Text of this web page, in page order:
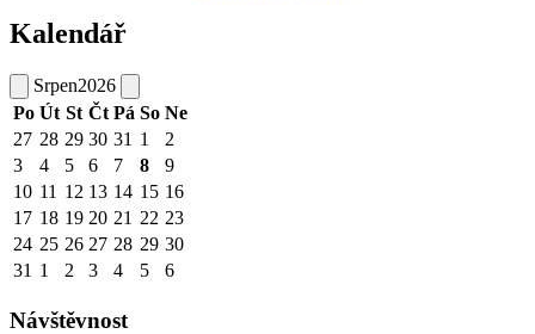
Kalendář
Srpen2026
Po Út St Čt Pá So Ne
27 28 29 30 31 1
2
3
4 5 6 7 8
9
10 11 12 13 14 15 16
17 18 19 20 21 22 23
24 25 26 27 28 29 30
31 1 2 3 4 5 6
Návštěvnost